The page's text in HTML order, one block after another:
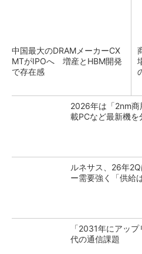
中国最大のDRAMメーカーCX
MTがIPOへ 増産とHBM開発
で存在感
2026年は「2nm
載PCなど最新機を
ルネサス、26年
ー需要強く「供給
「2031年にアッ
代の通信課題